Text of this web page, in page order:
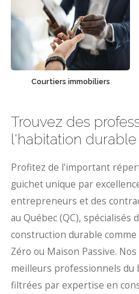
Courtiers immobiliers
Trouvez des
l'habitation
Profitez de l'important
guichet unique par
entrepreneurs et des
au Québec (QC), spécialisés
construction durable
Zéro ou Maison Passive.
meilleurs professionnels du
filtrées par expertise en